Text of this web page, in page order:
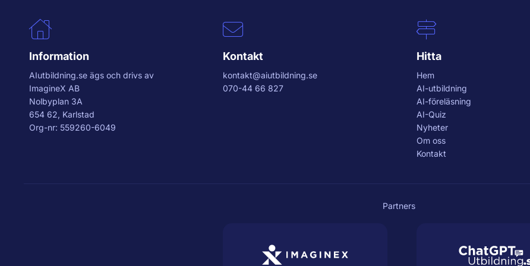
Information
AIutbildning.se ägs och drivs av
ImagineX AB
Nolbyplan 3A
654 62, Karlstad
Org-nr: 559260-6049
Kontakt
kontakt@aiutbildning.se
070-44 66 827
Hitta
Hem
AI-utbildning
AI-föreläsning
AI-Quiz
Nyheter
Om oss
Kontakt
Partners